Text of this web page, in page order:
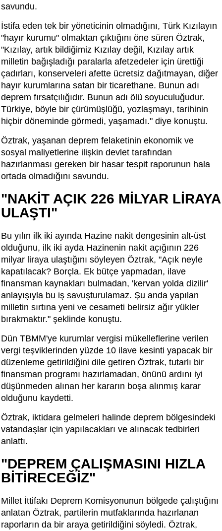
savundu.
İstifa eden tek bir yöneticinin olmadığını, Türk Kızılayın
"hayır kurumu" olmaktan çıktığını öne süren Öztrak,
"Kızılay, artık bildiğimiz Kızılay değil, Kızılay artık
milletin bağışladığı paralarla afetzedeler için ürettiği
çadırları, konserveleri afette ücretsiz dağıtmayan, diğer
hayır kurumlarına satan bir ticarethane. Bunun adı
deprem fırsatçılığıdır. Bunun adı ölü soyuculuğudur.
Türkiye, böyle bir çürümüşlüğü, yozlaşmayı, tarihinin
hiçbir döneminde görmedi, yaşamadı." diye konuştu.
Öztrak, yaşanan deprem felaketinin ekonomik ve
sosyal maliyetlerine ilişkin devlet tarafından
hazırlanması gereken bir hasar tespit raporunun hala
ortada olmadığını savundu.
"NAKİT AÇIK 226 MİLYAR LİRAYA
ULAŞTI"
Bu yılın ilk iki ayında Hazine nakit dengesinin alt-üst
olduğunu, ilk iki ayda Hazinenin nakit açığının 226
milyar liraya ulaştığını söyleyen Öztrak, "Açık neyle
kapatılacak? Borçla. Ek bütçe yapmadan, ilave
finansman kaynakları bulmadan, 'kervan yolda dizilir'
anlayışıyla bu iş savuşturulamaz. Şu anda yapılan
milletin sırtına yeni ve cesameti belirsiz ağır yükler
bırakmaktır." şeklinde konuştu.
Dün TBMM'ye kurumlar vergisi mükelleflerine verilen
vergi teşviklerinden yüzde 10 ilave kesinti yapacak bir
düzenleme getirildiğini dile getiren Öztrak, tutarlı bir
finansman programı hazırlamadan, önünü ardını iyi
düşünmeden alınan her kararın boşa alınmış karar
olduğunu kaydetti.
Öztrak, iktidara gelmeleri halinde deprem bölgesindeki
vatandaşlar için yapılacakları ve alınacak tedbirleri
anlattı.
"DEPREM ÇALIŞMASINI HIZLA
BİTİRECEĞİZ"
Millet İttifakı Deprem Komisyonunun bölgede çalıştığını
anlatan Öztrak, partilerin mutfaklarında hazırlanan
raporların da bir araya getirildiğini söyledi. Öztrak,